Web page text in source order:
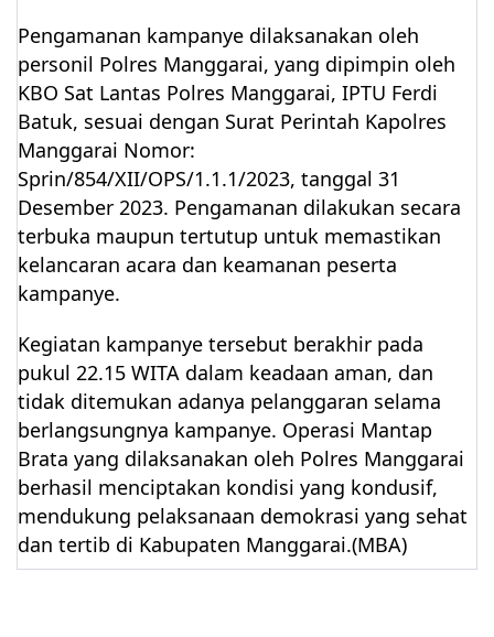
Pengamanan kampanye dilaksanakan oleh
personil Polres Manggarai, yang dipimpin oleh
KBO Sat Lantas Polres Manggarai, IPTU Ferdi
Batuk, sesuai dengan Surat Perintah Kapolres
Manggarai Nomor:
Sprin/854/XII/OPS/1.1.1/2023, tanggal 31
Desember 2023. Pengamanan dilakukan secara
terbuka maupun tertutup untuk memastikan
kelancaran acara dan keamanan peserta
kampanye.
Kegiatan kampanye tersebut berakhir pada
pukul 22.15 WITA dalam keadaan aman, dan
tidak ditemukan adanya pelanggaran selama
berlangsungnya kampanye. Operasi Mantap
Brata yang dilaksanakan oleh Polres Manggarai
berhasil menciptakan kondisi yang kondusif,
mendukung pelaksanaan demokrasi yang sehat
dan tertib di Kabupaten Manggarai.(MBA)